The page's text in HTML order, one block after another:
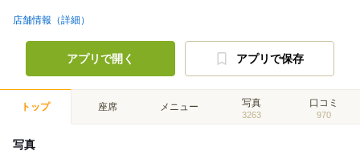
店舗情報（詳細）
アプリで開く アプリで保存
トップ 座席 メニュー 写真
3263
口コミ
970
写真